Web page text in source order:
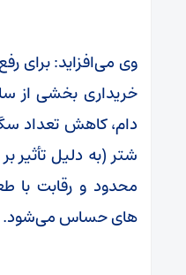
وی می‌افزاید: برای
خریداری بخشی از
دام، کاهش تعداد
شتر (به دلیل تأثیر
محدود و رقابت با
‌های حساس می‌شود.